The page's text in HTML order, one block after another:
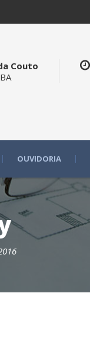
Couto
OUVIDORIA